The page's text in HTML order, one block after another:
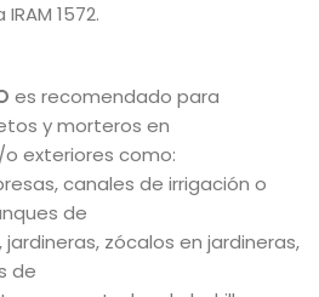
1572.
es recomendado para
y morteros en
exteriores como:
canales de irrigación o
de
zócalos en jardineras,
de